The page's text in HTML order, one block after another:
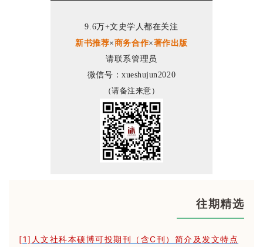
9.6万+文史学人都在关注
新书推荐×商务合作×著作出版
请联系管理员
微信号：xueshujun2020
（请备注来意）
往期精选
[1] 人文社科本硕博可投期刊（含C刊）简介及发文特点